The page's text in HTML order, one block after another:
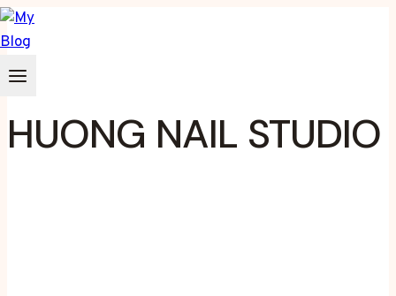
Zum
Inhalt
springen
HUONG NAIL STUDIO